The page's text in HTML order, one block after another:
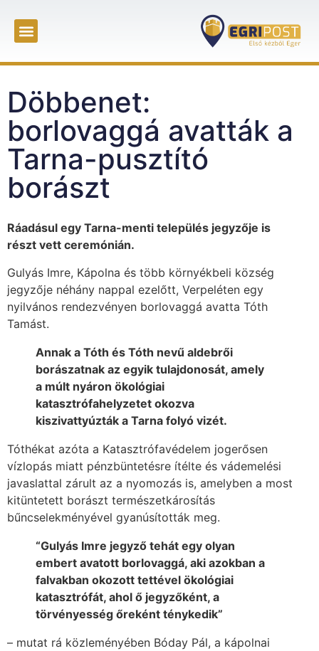
Döbbenet:
borlovaggá avatták a
Tarna-pusztító
borászt
Ráadásul egy Tarna-menti település jegyzője is
részt vett ceremónián.
Gulyás Imre, Kápolna és több környékbeli község
jegyzője néhány nappal ezelőtt, Verpeléten egy
nyilvános rendezvényen borlovaggá avatta Tóth
Tamást.
Annak a Tóth és Tóth nevű aldebrői
borászatnak az egyik tulajdonosát, amely
a múlt nyáron ökológiai
katasztrófahelyzetet okozva
kiszivattyúzták a Tarna folyó vizét.
Tóthékat azóta a Katasztrófavédelem jogerősen
vízlopás miatt pénzbüntetésre ítélte és vádemelési
javaslattal zárult az a nyomozás is, amelyben a most
kitüntetett borászt természetkárosítás
bűncselekményével gyanúsították meg.
“Gulyás Imre jegyző tehát egy olyan
embert avatott borlovaggá, aki azokban a
falvakban okozott tettével ökológiai
katasztrófát, ahol ő jegyzőként, a
törvényesség őreként ténykedik”
– mutat rá közleményében Bóday Pál, a kápolnai